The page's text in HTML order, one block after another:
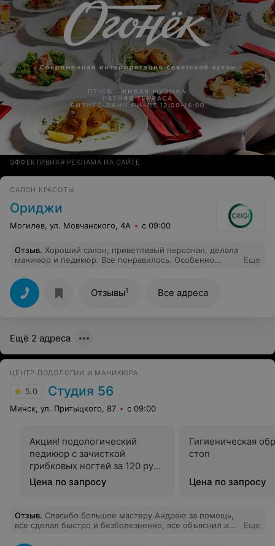
ЭФФЕКТИВНАЯ РЕКЛАМА НА САЙТЕ
САЛОН КРАСОТЫ
Ориджи
Могилев, ул. Мовчанского, 4А с 09:00
Отзыв. Хороший салон, приветливый персонал, делала
маникюр и педикюр. Все понравилось. Особенно
Еще
Отзывы1 Все адреса
Ещё 2 адреса
ЦЕНТР ПОДОЛОГИИ И МАНИКЮРА
5.0 Студия 56
Минск, ул. Притыцкого, 87 с 09:00
Акция! подологический
педикюр с зачисткой
грибковых ногтей за 120 руб.
Вместо 175 руб.
Цена по запросу
Гигиеническая
стоп
Цена по запросу
Отзыв. Спасибо большое мастеру Андрею за помощь,
все сделал быстро и безболезненно, все объяснил и
Еще